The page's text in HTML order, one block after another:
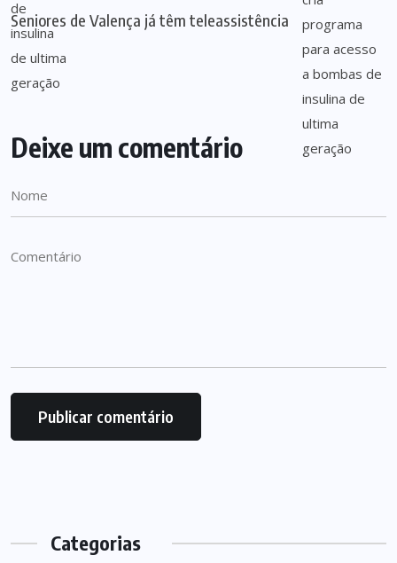
Seniores de Valença já têm teleassistência
Deixe um comentário
Categorias